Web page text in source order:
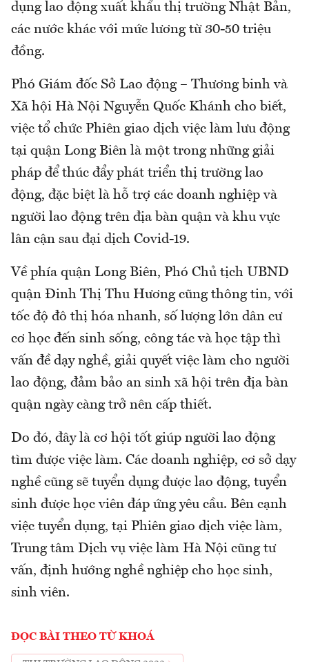
dụng lao động xuất khẩu thị trường Nhật Bản,
các nước khác với mức lương từ 30-50 triệu
đồng.
Phó Giám đốc Sở Lao động – Thương binh và
Xã hội Hà Nội Nguyễn Quốc Khánh cho biết,
việc tổ chức Phiên giao dịch việc làm lưu động
tại quận Long Biên là một trong những giải
pháp để thúc đẩy phát triển thị trường lao
động, đặc biệt là hỗ trợ các doanh nghiệp và
người lao động trên địa bàn quận và khu vực
lân cận sau đại dịch Covid-19.
Về phía quận Long Biên, Phó Chủ tịch UBND
quận Đinh Thị Thu Hương cũng thông tin, với
tốc độ đô thị hóa nhanh, số lượng lớn dân cư
cơ học đến sinh sống, công tác và học tập thì
vấn đề dạy nghề, giải quyết việc làm cho người
lao động, đảm bảo an sinh xã hội trên địa bàn
quận ngày càng trở nên cấp thiết.
Do đó, đây là cơ hội tốt giúp người lao động
tìm được việc làm. Các doanh nghiệp, cơ sở dạy
nghề cũng sẽ tuyển dụng được lao động, tuyển
sinh được học viên đáp ứng yêu cầu. Bên cạnh
việc tuyển dụng, tại Phiên giao dịch việc làm,
Trung tâm Dịch vụ việc làm Hà Nội cũng tư
vấn, định hướng nghề nghiệp cho học sinh,
sinh viên.
ĐỌC BÀI THEO TỪ KHOÁ